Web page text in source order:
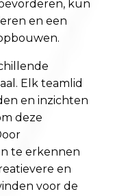
kun
en een
Elk teamlid
en inzichten
deze
te erkennen
en
voor de